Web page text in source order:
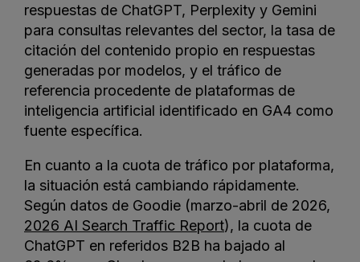
respuestas de ChatGPT, Perplexity y Gemini
para consultas relevantes del sector, la tasa de
citación del contenido propio en respuestas
generadas por modelos, y el tráfico de
referencia procedente de plataformas de
inteligencia artificial identificado en GA4 como
fuente específica.
En cuanto a la cuota de tráfico por plataforma,
la situación está cambiando rápidamente.
Según datos de Goodie (marzo-abril de 2026,
2026 AI Search Traffic Report), la cuota de
ChatGPT en referidos B2B ha bajado al